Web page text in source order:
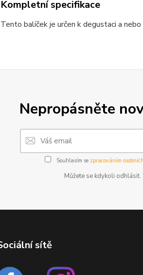
Kompletní specifikace
Tento balíček je určen k degustaci a
Nepropásněte
Souhlasím se zpracováním
Můžete se kdykoli
sítě